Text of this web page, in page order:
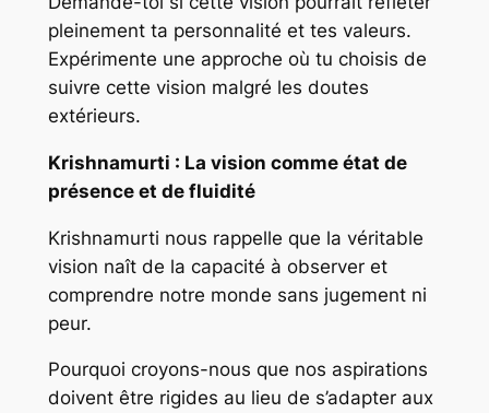
pleinement ta personnalité et tes valeurs.
Expérimente une approche où tu choisis de
suivre cette vision malgré les doutes
extérieurs.
Krishnamurti : La vision comme état de
présence et de fluidité
Krishnamurti nous rappelle que la véritable
vision naît de la capacité à observer et
comprendre notre monde sans jugement ni
peur.
Pourquoi croyons-nous que nos aspirations
doivent être rigides au lieu de s’adapter aux